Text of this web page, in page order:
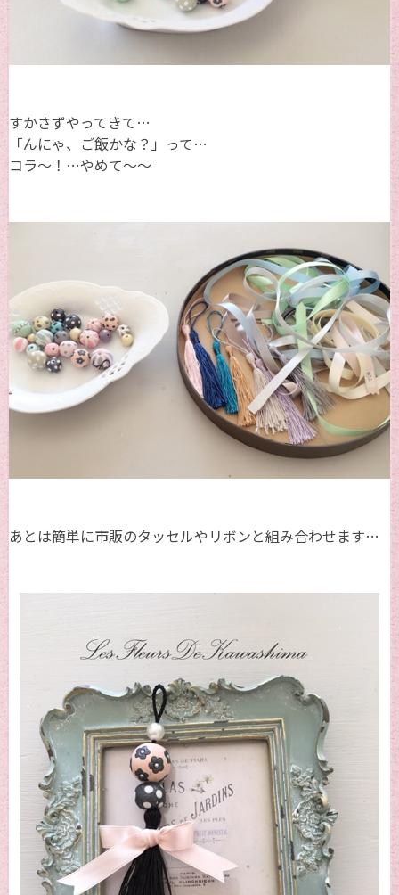
すかさずやってきて…
「んにゃ、ご飯かな？」って…
コラ～！…やめて～～
あとは簡単に市販のタッセルやリボンと組み合わせます…